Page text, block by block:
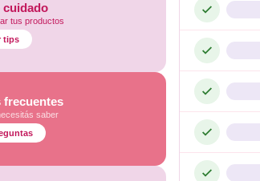
cuidado
tus productos
tips
frecuentes
saber